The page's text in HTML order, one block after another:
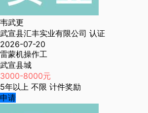
韦武更
武宣县汇丰实业有限公司 认证
2026-07-20
雷蒙机操作工
武宣县城
3000-8000元
5年以上 不限 计件奖励
申请